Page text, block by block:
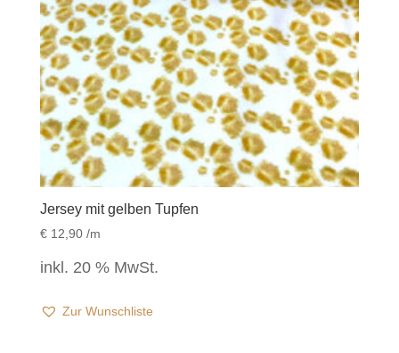
Jersey mit gelben Tupfen
€12,90/m
inkl. 20 % MwSt.
Zur Wunschliste